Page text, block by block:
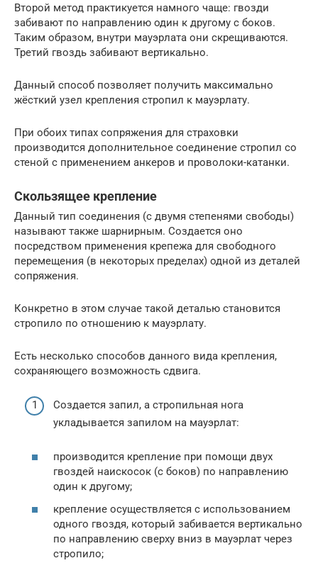
Второй метод практикуется намного чаще: гвозди
забивают по направлению один к другому с боков.
Таким образом, внутри мауэрлата они скрещиваются.
Третий гвоздь забивают вертикально.
Данный способ позволяет получить максимально
жёсткий узел крепления стропил к мауэрлату.
При обоих типах сопряжения для страховки
производится дополнительное соединение стропил со
стеной с применением анкеров и проволоки-катанки.
Скользящее крепление
Данный тип соединения (с двумя степенями свободы)
называют также шарнирным. Создается оно
посредством применения крепежа для свободного
перемещения (в некоторых пределах) одной из деталей
сопряжения.
Конкретно в этом случае такой деталью становится
стропило по отношению к мауэрлату.
Есть несколько способов данного вида крепления,
сохраняющего возможность сдвига.
Создается запил, а стропильная нога
укладывается запилом на мауэрлат:
производится крепление при помощи двух
гвоздей наискосок (с боков) по направлению
один к другому;
крепление осуществляется с использованием
одного гвоздя, который забивается вертикально
по направлению сверху вниз в мауэрлат через
стропило;